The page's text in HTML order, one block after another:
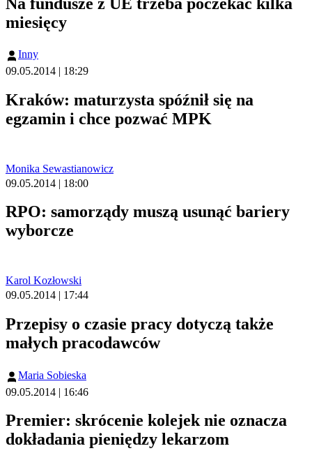
miesięcy
Inny
09.05.2014 | 18:29
Kraków: maturzysta spóźnił się na
egzamin i chce pozwać MPK
Monika Sewastianowicz
09.05.2014 | 18:00
RPO: samorządy muszą usunąć bariery
wyborcze
Karol Kozłowski
09.05.2014 | 17:44
Przepisy o czasie pracy dotyczą także
małych pracodawców
Maria Sobieska
09.05.2014 | 16:46
Premier: skrócenie kolejek nie oznacza
dokładania pieniędzy lekarzom